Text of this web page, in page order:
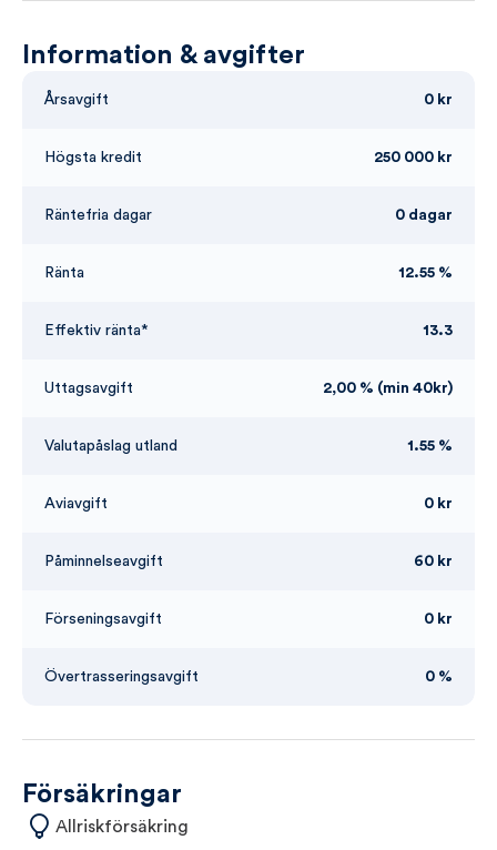
Information & avgifter
Årsavgift 0 kr
Högsta kredit 250 000 kr
Räntefria dagar 0 dagar
Ränta 12.55 %
Effektiv ränta* 13.3
Uttagsavgift 2,00 % (min 40kr)
Valutapåslag utland 1.55 %
Aviavgift 0 kr
Påminnelseavgift 60 kr
Förseningsavgift 0 kr
Övertrasseringsavgift 0 %
Försäkringar
Allriskförsäkring